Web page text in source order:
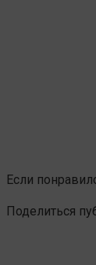
Если
Поделиться